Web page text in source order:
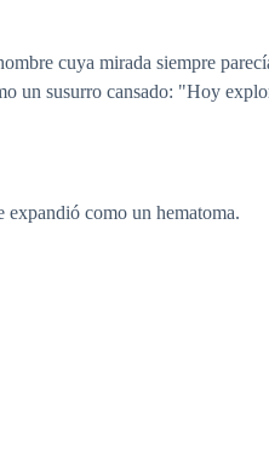
cuya mirada siempre
un susurro cansado: "Hoy
expandió como un hematoma.